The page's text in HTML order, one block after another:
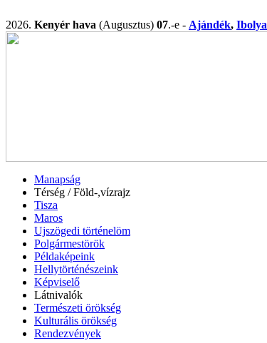
2026. Kenyér hava (Augusztus) 07.-e - Ajándék, Ibolya
Manapság
Térség / Föld-,vízrajz
Tisza
Maros
Ujszögedi történelöm
Polgármestörök
Példaképeink
Hellytörténészeink
Képviselő
Látnivalók
Természeti örökség
Kulturális örökség
Rendezvények